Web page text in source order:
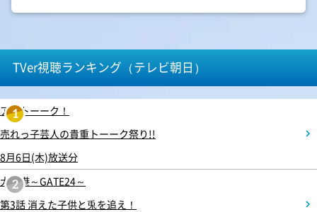
TVer視聴ランキング（テレビ朝日）
1
アメトーーク！
売れっ子芸人の貴重トーーク祭り!!
8月6日(木)放送分
2
大空港～GATE24～
第3話 消えた子供と兎を追え！